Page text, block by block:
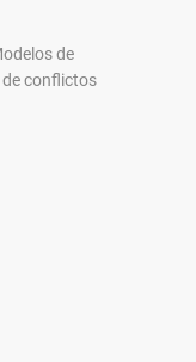
de
conflictos